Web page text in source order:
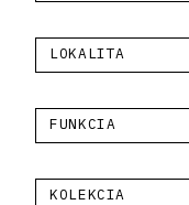
LOKALITA
FUNKCIA
KOLEKCIA